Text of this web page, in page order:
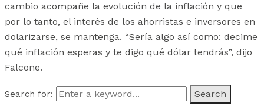
cambio acompañe la evolución de la inflación y que
por lo tanto, el interés de los ahorristas e inversores en
dolarizarse, se mantenga. “Sería algo así como: decime
qué inflación esperas y te digo qué dólar tendrás”, dijo
Falcone.
Search for: